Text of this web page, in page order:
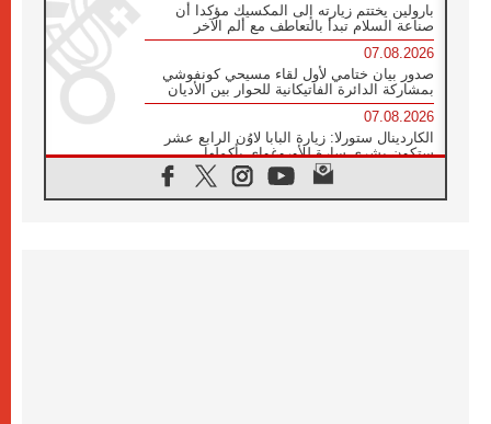
بارولين يختتم زيارته إلى المكسيك مؤكدا أن
صناعة السلام تبدأ بالتعاطف مع ألم الآخر
07.08.2026
صدور بيان ختامي لأول لقاء مسيحي كونفوشي
بمشاركة الدائرة الفاتيكانية للحوار بين الأديان
07.08.2026
الكاردينال ستورلا: زيارة البابا لاوُن الرابع عشر
ستكون بشرى سارة للأوروغواي بأكملها
الفاتيكان يعلن برنامج الزيارة الرسولية للبابا لاوُن